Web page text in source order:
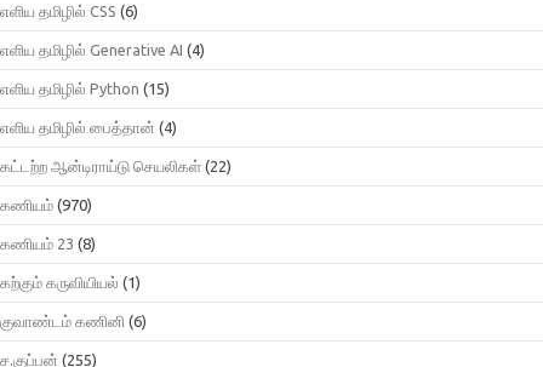
எளிய தமிழில் CSS (6)
எளிய தமிழில் Generative AI (4)
எளிய தமிழில் Python (15)
எளிய தமிழில் பைத்தான் (4)
கட்டற்ற ஆன்டிராய்டு செயலிகள் (22)
கணியம் (970)
கணியம் 23 (8)
கற்கும் கருவியியல் (1)
குவாண்டம் கணினி (6)
ச.குப்பன் (255)